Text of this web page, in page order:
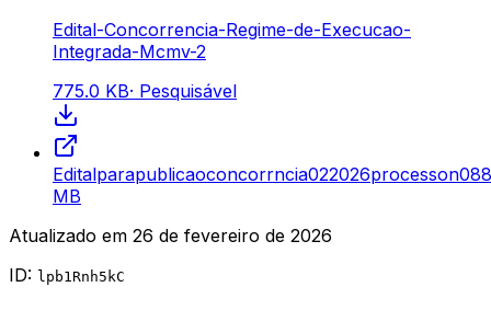
Edital-Concorrencia-Regime-de-Execucao-
Integrada-Mcmv-2
775.0 KB· Pesquisável
Editalparapublicaoconcorrncia022026processon08
MB
Atualizado em 26 de fevereiro de 2026
ID: lpb1Rnh5kC